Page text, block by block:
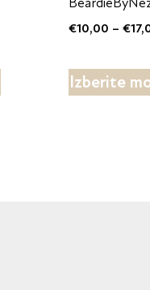
€10,00 – €
Izberite